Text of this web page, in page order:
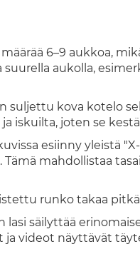
6–9 aukkoa,
suurella aukolla,
kova kotelo
iskuilta, joten se
esiinny yleistä
mahdollistaa
runko takaa
säilyttää
videot näyttävät